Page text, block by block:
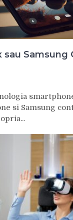
sau Samsung
si Samsung